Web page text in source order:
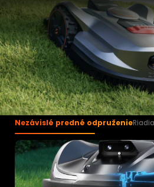
Nezávislé predné odpruženie